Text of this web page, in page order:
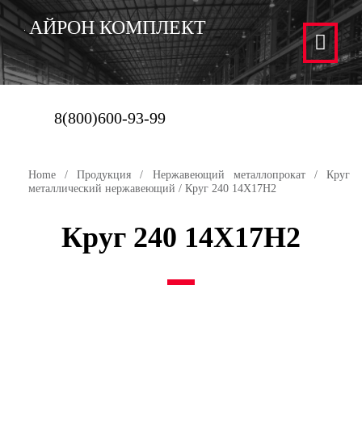
АЙРОН КОМПЛЕКТ
8(800)600-93-99
Home /Продукция / Нержавеющий металлопрокат/Круг
металлический нержавеющий / Круг 240 14Х17Н2
Круг 240 14Х17Н2